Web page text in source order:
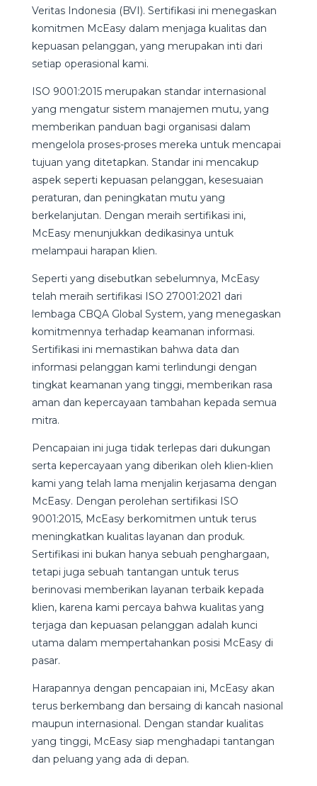
Veritas Indonesia (BVI). Sertifikasi ini menegaskan
komitmen McEasy dalam menjaga kualitas dan
kepuasan pelanggan, yang merupakan inti dari
setiap operasional kami.
ISO 9001:2015 merupakan standar internasional
yang mengatur sistem manajemen mutu, yang
memberikan panduan bagi organisasi dalam
mengelola proses-proses mereka untuk mencapai
tujuan yang ditetapkan. Standar ini mencakup
aspek seperti kepuasan pelanggan, kesesuaian
peraturan, dan peningkatan mutu yang
berkelanjutan. Dengan meraih sertifikasi ini,
McEasy menunjukkan dedikasinya untuk
melampaui harapan klien.
Seperti yang disebutkan sebelumnya, McEasy
telah meraih sertifikasi ISO 27001:2021 dari
lembaga CBQA Global System, yang menegaskan
komitmennya terhadap keamanan informasi.
Sertifikasi ini memastikan bahwa data dan
informasi pelanggan kami terlindungi dengan
tingkat keamanan yang tinggi, memberikan rasa
aman dan kepercayaan tambahan kepada semua
mitra.
Pencapaian ini juga tidak terlepas dari dukungan
serta kepercayaan yang diberikan oleh klien-klien
kami yang telah lama menjalin kerjasama dengan
McEasy. Dengan perolehan sertifikasi ISO
9001:2015, McEasy berkomitmen untuk terus
meningkatkan kualitas layanan dan produk.
Sertifikasi ini bukan hanya sebuah penghargaan,
tetapi juga sebuah tantangan untuk terus
berinovasi memberikan layanan terbaik kepada
klien, karena kami percaya bahwa kualitas yang
terjaga dan kepuasan pelanggan adalah kunci
utama dalam mempertahankan posisi McEasy di
pasar.
Harapannya dengan pencapaian ini, McEasy akan
terus berkembang dan bersaing di kancah nasional
maupun internasional. Dengan standar kualitas
yang tinggi, McEasy siap menghadapi tantangan
dan peluang yang ada di depan.